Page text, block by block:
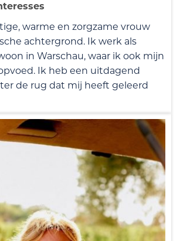
warme en zorgzame vrouw
achtergrond. Ik werk als
in Warschau, waar ik ook mijn
Ik heb een uitdagend
de rug dat mij heeft geleerd